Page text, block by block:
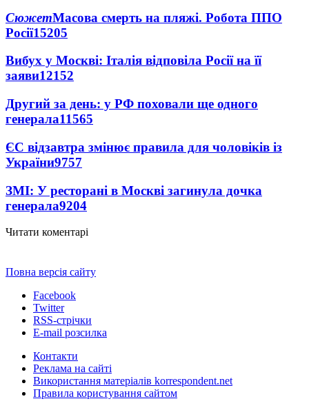
СюжетМасова смерть на пляжі. Робота ППО
Росії15205
Вибух у Москві: Італія відповіла Росії на її
заяви12152
Другий за день: у РФ поховали ще одного
генерала11565
ЄС відзавтра змінює правила для чоловіків із
України9757
ЗМІ: У ресторані в Москві загинула дочка
генерала9204
Читати коментарі
Повна версія сайту
Facebook
Twitter
RSS-стрічки
E-mail розсилка
Контакти
Реклама на сайті
Використання матеріалів korrespondent.net
Правила користування сайтом